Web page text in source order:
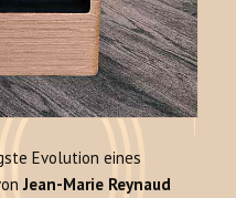
Evolution eines
Jean-Marie Reynaud